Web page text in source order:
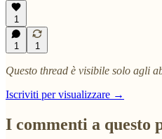
1
1 1
Questo thread è visibile solo agli
Iscriviti per visualizzare →
I commenti a questo